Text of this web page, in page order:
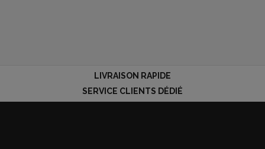
LIVRAISON RAPIDE
SERVICE CLIENTS DÉDIÉ